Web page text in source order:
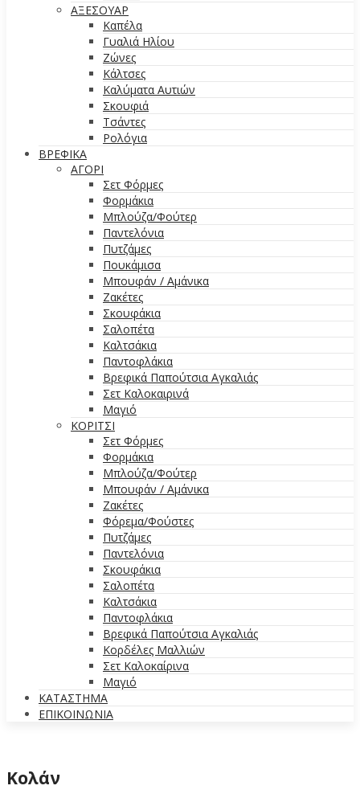
ΑΞΕΣΟΥΑΡ
Καπέλα
Γυαλιά Ηλίου
Ζώνες
Κάλτσες
Καλύματα Αυτιών
Σκουφιά
Τσάντες
Ρολόγια
ΒΡΕΦΙΚΑ
ΑΓΟΡΙ
Σετ Φόρμες
Φορμάκια
Μπλούζα/Φούτερ
Παντελόνια
Πυτζάμες
Πουκάμισα
Μπουφάν / Αμάνικα
Ζακέτες
Σκουφάκια
Σαλοπέτα
Καλτσάκια
Παντοφλάκια
Βρεφικά Παπούτσια Αγκαλιάς
Σετ Καλοκαιρινά
Μαγιό
ΚΟΡΙΤΣΙ
Σετ Φόρμες
Φορμάκια
Μπλούζα/Φούτερ
Μπουφάν / Αμάνικα
Ζακέτες
Φόρεμα/Φούστες
Πυτζάμες
Παντελόνια
Σκουφάκια
Σαλοπέτα
Καλτσάκια
Παντοφλάκια
Βρεφικά Παπούτσια Αγκαλιάς
Κορδέλες Μαλλιών
Σετ Καλοκαίρινα
Μαγιό
ΚΑΤΑΣΤΗΜΑ
ΕΠΙΚΟΙΝΩΝΙΑ
Κολάν